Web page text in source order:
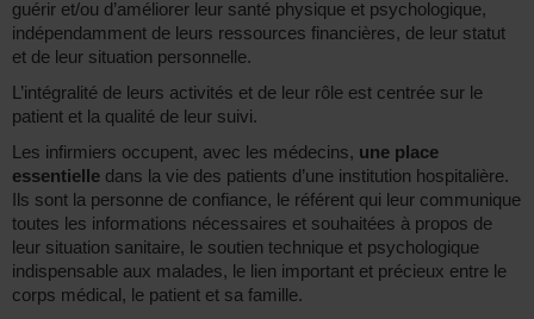
guérir et/ou d’améliorer leur santé physique et psychologique,
indépendamment de leurs ressources financières, de leur statut
et de leur situation personnelle.
L’intégralité de leurs activités et de leur rôle est centrée sur le
patient et la qualité de leur suivi.
Les infirmiers occupent, avec les médecins, une place
essentielle dans la vie des patients d’une institution hospitalière.
Ils sont la personne de confiance, le référent qui leur communique
toutes les informations nécessaires et souhaitées à propos de
leur situation sanitaire, le soutien technique et psychologique
indispensable aux malades, le lien important et précieux entre le
corps médical, le patient et sa famille.